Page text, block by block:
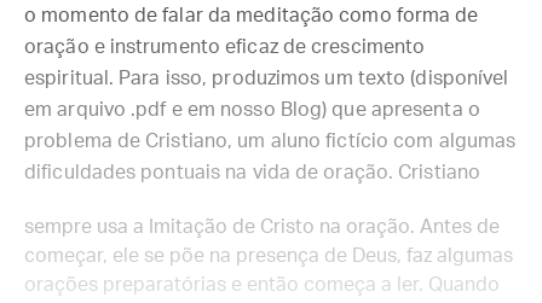
o momento de falar da meditação como forma de
oração e instrumento eficaz de crescimento
espiritual. Para isso, produzimos um texto (disponível
em arquivo .pdf e em nosso Blog) que apresenta o
problema de Cristiano, um aluno fictício com algumas
dificuldades pontuais na vida de oração. Cristiano
sempre usa a Imitação de Cristo na oração. Antes de
começar, ele se põe na presença de Deus, faz algumas
orações preparatórias e então começa a ler. Quando